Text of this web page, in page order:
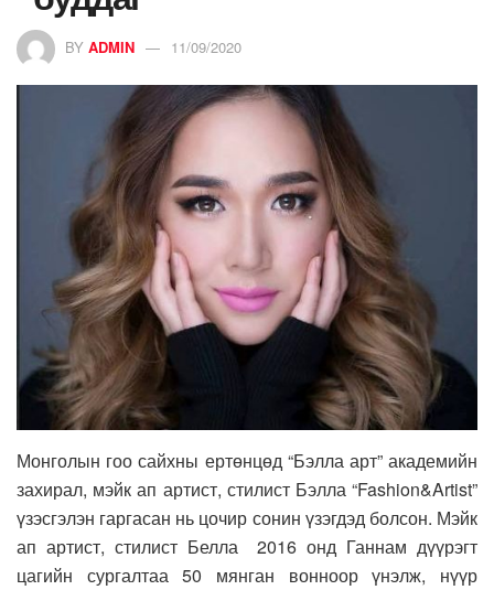
BY ADMIN 11/09/2020
Монголын гоо сайхны ертөнцөд “Бэлла арт” академийн
захирал, мэйк ап артист, стилист Бэлла “Fashion&Artist”
үзэсгэлэн гаргасан нь цочир сонин үзэгдэд болсон. Мэйк
ап артист, стилист Белла2016 онд Ганнам дүүрэгт
цагийн сургалтаа 50 мянган вонноор үнэлж, нүүр